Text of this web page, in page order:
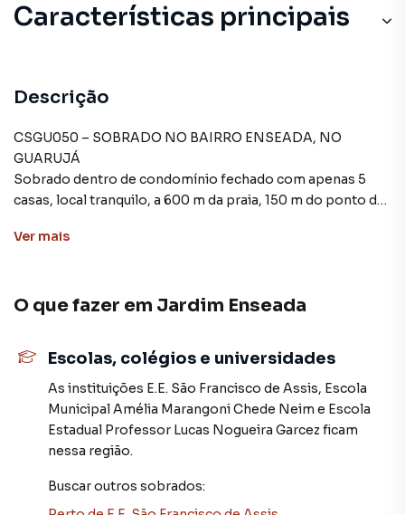
Características principais
Descrição
CSGU050 – SOBRADO NO BAIRRO ENSEADA, NO
GUARUJÁ
Sobrado dentro de condomínio fechado com apenas 5
casas, local tranquilo, a 600 m da praia, 150 m do ponto de
1 km da faculdade.
Documentação está em ordem, libera financiamento
Obs.: Tem interesse em permuta por imóvel residencial em
Guararema.
Sobrado para Venda em região valorizada do bairro Jardim
deseja mais informações sobre Sobrado em Guarujá?
Ver mais
O que fazer em Jardim Enseada
Escolas, colégios e universidades
As instituições E.E. São Francisco de Assis, Escola
Municipal Amélia Marangoni Chede Neim e Escola
Estadual Professor Lucas Nogueira Garcez ficam
nessa região.
Buscar outros sobrados: